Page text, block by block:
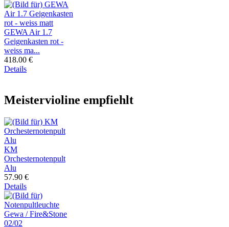
GEWA Air 1.7
Geigenkasten rot -
weiss ma...
418.00 €
Details
Meistervioline empfiehlt
KM
Orchesternotenpult
Alu
57.90 €
Details